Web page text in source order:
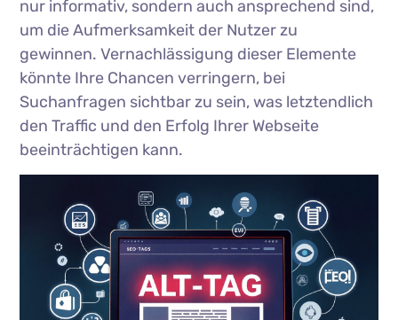
nur informativ, sondern auch ansprechend sind,
um die Aufmerksamkeit der Nutzer zu
gewinnen. Vernachlässigung dieser Elemente
könnte Ihre Chancen verringern, bei
Suchanfragen sichtbar zu sein, was letztendlich
den Traffic und den Erfolg Ihrer Webseite
beeinträchtigen kann.